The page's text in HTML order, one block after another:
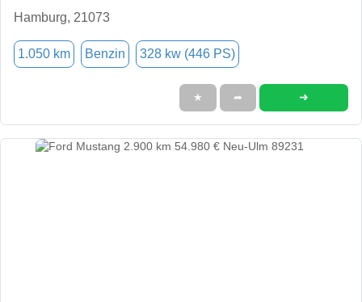
Hamburg, 21073
1.050 km Benzin 328 kw (446 PS)
★ ➦ ➜